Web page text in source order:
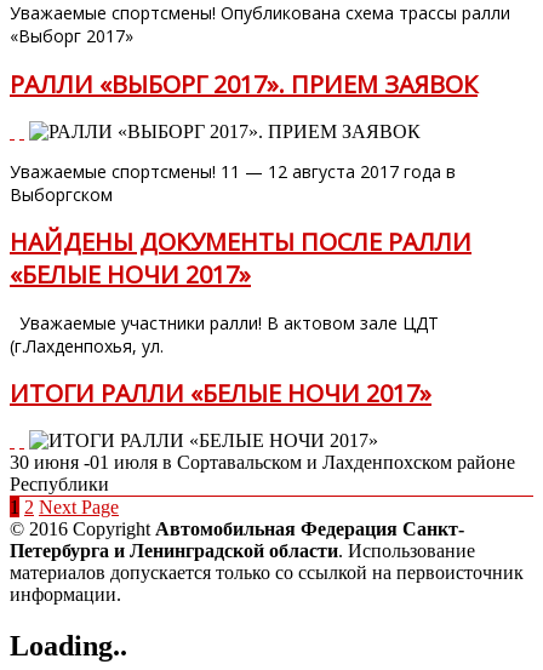
Уважаемые спортсмены! Опубликована схема трассы ралли
«Выборг 2017»
РАЛЛИ «ВЫБОРГ 2017». ПРИЕМ ЗАЯВОК
Уважаемые спортсмены! 11 — 12 августа 2017 года в
Выборгском
НАЙДЕНЫ ДОКУМЕНТЫ ПОСЛЕ РАЛЛИ
«БЕЛЫЕ НОЧИ 2017»
Уважаемые участники ралли! В актовом зале ЦДТ
(г.Лахденпохья, ул.
ИТОГИ РАЛЛИ «БЕЛЫЕ НОЧИ 2017»
30 июня -01 июля в Сортавальском и Лахденпохском районе
Республики
1 2 Next Page
© 2016 Copyright Автомобильная Федерация Санкт-
Петербурга и Ленинградской области. Использование
материалов допускается только со ссылкой на первоисточник
информации.
Loading..